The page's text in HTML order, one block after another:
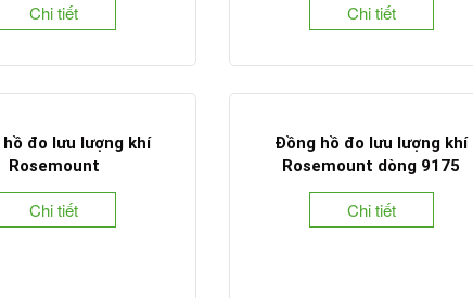
Chi tiết Chi tiết
đo lưu lượng khí
Rosemount
Chi tiết
Đồng hồ đo lưu lượng khí
Rosemount dòng 9175
Chi tiết